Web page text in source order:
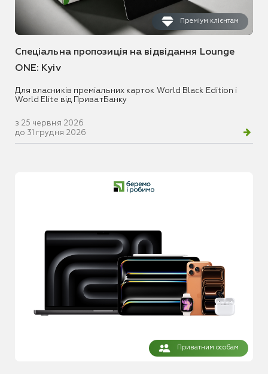
Преміум клієнтам
Спеціальна пропозиція на відвідання Lounge
ONE: Kyiv
Для власників преміальних карток World Black Edition і
World Elite від ПриватБанку
з 25 червня 2026
до 31 грудня 2026
Приватним особам